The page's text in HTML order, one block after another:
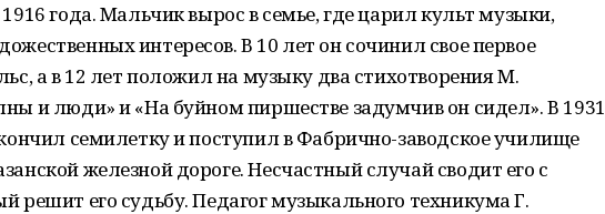
года. Мальчик вырос в семье, где царил культ музыки,
интересов. В 10 лет он сочинил свое первое
а в 12 лет положил на музыку два стихотворения М.
и люди» и «На буйном пиршестве задумчив он сидел». В 1931
семилетку и поступил в Фабрично-заводское училище
железной дороге. Несчастный случай сводит его с
решит его судьбу. Педагог музыкального техникума Г.